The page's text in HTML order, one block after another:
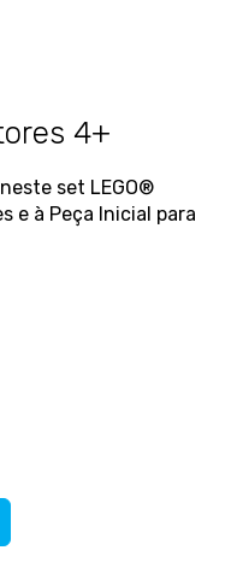
4+
set LEGO®
e à Peça Inicial para